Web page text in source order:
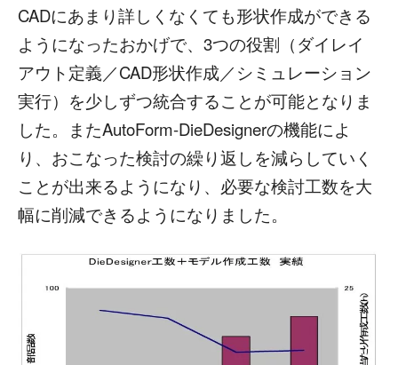
CADにあまり詳しくなくても形状作成ができる
ようになったおかげで、3つの役割（ダイレイ
アウト定義／CAD形状作成／シミュレーション
実行）を少しずつ統合することが可能となりま
した。またAutoForm-DieDesignerの機能によ
り、おこなった検討の繰り返しを減らしていく
ことが出来るようになり、必要な検討工数を大
幅に削減できるようになりました。